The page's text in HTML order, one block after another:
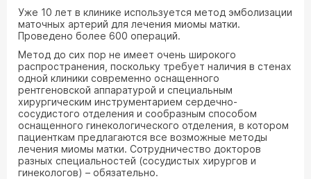
Уже 10 лет в клинике используется метод эмболизации
маточных артерий для лечения миомы матки.
Проведено более 600 операций.
Метод до сих пор не имеет очень широкого
распространения, поскольку требует наличия в стенах
одной клиники современно оснащенного
рентгеновской аппаратурой и специальным
хирургическим инструментарием сердечно-
сосудистого отделения и сообразным способом
оснащенного гинекологического отделения, в котором
пациенткам предлагаются все возможные методы
лечения миомы матки. Сотрудничество докторов
разных специальностей (сосудистых хирургов и
гинекологов) – обязательно.